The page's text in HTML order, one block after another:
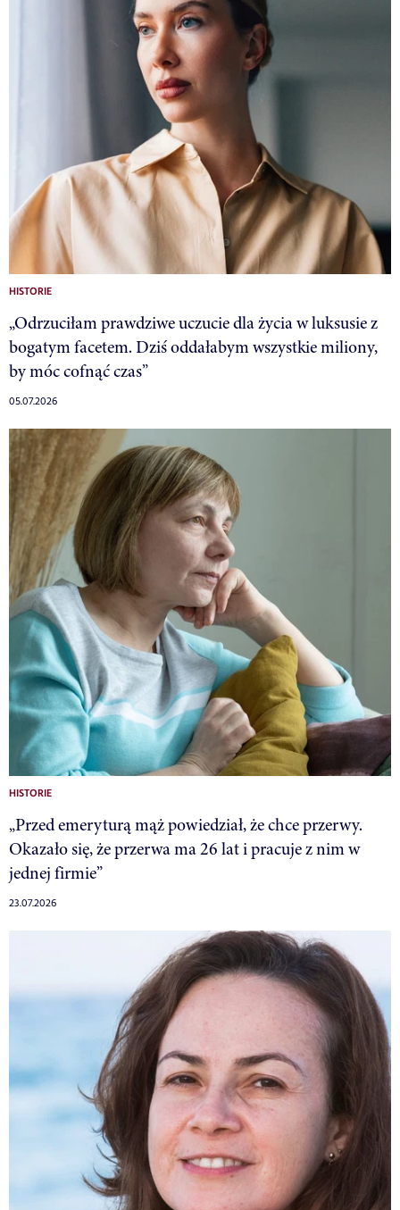
HISTORIE
„Odrzuciłam prawdziwe uczucie dla życia w luksusie z
bogatym facetem. Dziś oddałabym wszystkie miliony,
by móc cofnąć czas”
05.07.2026
HISTORIE
„Przed emeryturą mąż powiedział, że chce przerwy.
Okazało się, że przerwa ma 26 lat i pracuje z nim w
jednej firmie”
23.07.2026